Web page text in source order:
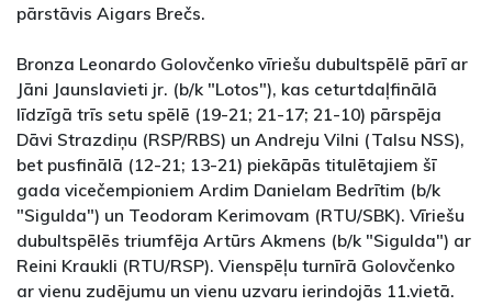
pārstāvis Aigars Brečs.
Bronza Leonardo Golovčenko vīriešu dubultspēlē pārī ar
Jāni Jaunslavieti jr. (b/k "Lotos"), kas ceturtdaļfinālā
līdzīgā trīs setu spēlē (19-21; 21-17; 21-10) pārspēja
Dāvi Strazdiņu (RSP/RBS) un Andreju Vilni (Talsu NSS),
bet pusfinālā (12-21; 13-21) piekāpās titulētajiem šī
gada vicečempioniem Ardim Danielam Bedrītim (b/k
"Sigulda") un Teodoram Kerimovam (RTU/SBK). Vīriešu
dubultspēlēs triumfēja Artūrs Akmens (b/k "Sigulda") ar
Reini Kraukli (RTU/RSP). Vienspēļu turnīrā Golovčenko
ar vienu zudējumu un vienu uzvaru ierindojās 11.vietā.